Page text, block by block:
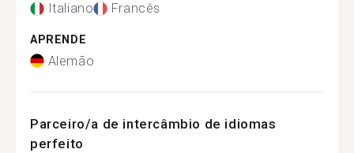
Italiano Francês
APRENDE
Alemão
Parceiro/a de intercâmbio de idiomas
perfeito